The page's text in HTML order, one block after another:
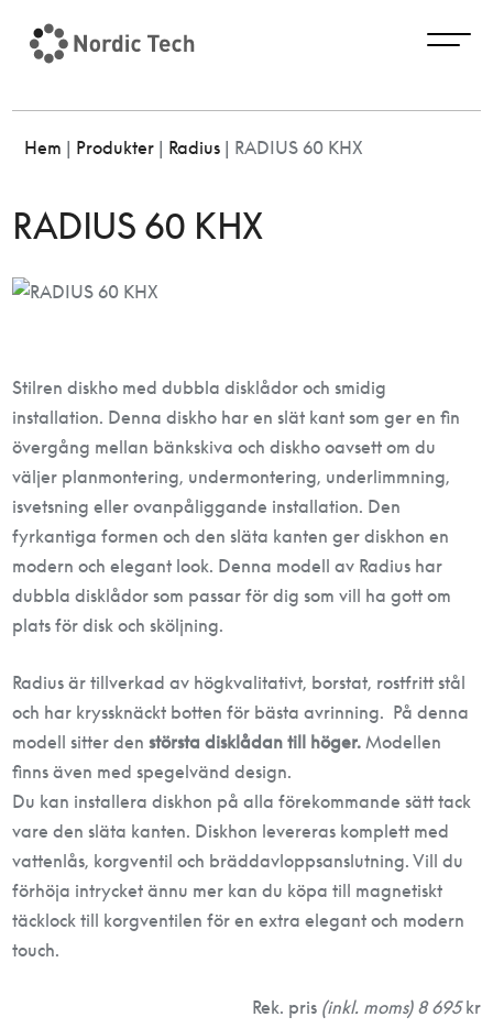
Hem | Produkter| Radius| RADIUS 60 KHX
RADIUS 60 KHX
Stilren diskho med dubbla disklådor och smidig
installation. Denna diskho har en slät kant som ger en fin
övergång mellan bänkskiva och diskho oavsett om du
väljer planmontering, undermontering, underlimmning,
isvetsning eller ovanpåliggande installation. Den
fyrkantiga formen och den släta kanten ger diskhon en
modern och elegant look. Denna modell av Radius har
dubbla disklådor som passar för dig som vill ha gott om
plats för disk och sköljning.
Radius är tillverkad av högkvalitativt, borstat, rostfritt stål
och har kryssknäckt botten för bästa avrinning. På denna
modell sitter denstörsta disklådan till höger. Modellen
finns även med spegelvänd design.
Du kan installera diskhon på alla förekommande sätt tack
vare den släta kanten. Diskhon levereras komplett med
vattenlås, korgventil och bräddavloppsanslutning. Vill du
förhöja intrycket ännu mer kan du köpa till magnetiskt
täcklock till korgventilen för en extra elegant och modern
touch.
Rek. pris (inkl. moms) 8 695kr